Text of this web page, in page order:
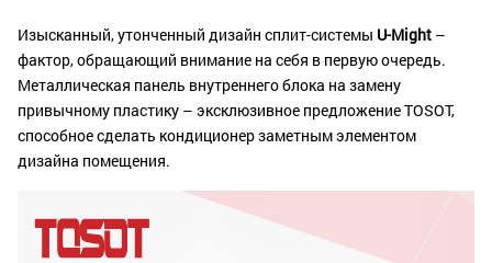
Изысканный, утонченный дизайн сплит-системы U-Might –
фактор, обращающий внимание на себя в первую очередь.
Металлическая панель внутреннего блока на замену
привычному пластику – эксклюзивное предложение TOSOT,
способное сделать кондиционер заметным элементом
дизайна помещения.